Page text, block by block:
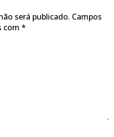
será publicado. Campos
com *